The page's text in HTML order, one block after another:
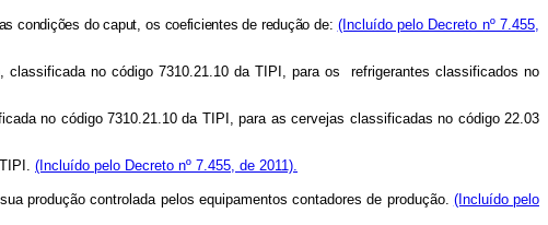
condições do caput, os coeficientes de redução de: (Incluído pelo Decreto nº 7.455,
no código 7310.21.10 da TIPI, para os refrigerantes classificados no
no código 7310.21.10 da TIPI, para as cervejas classificadas no código 22.03
(Incluído pelo Decreto nº 7.455, de 2011).
produção controlada pelos equipamentos contadores de produção. (Incluído pelo